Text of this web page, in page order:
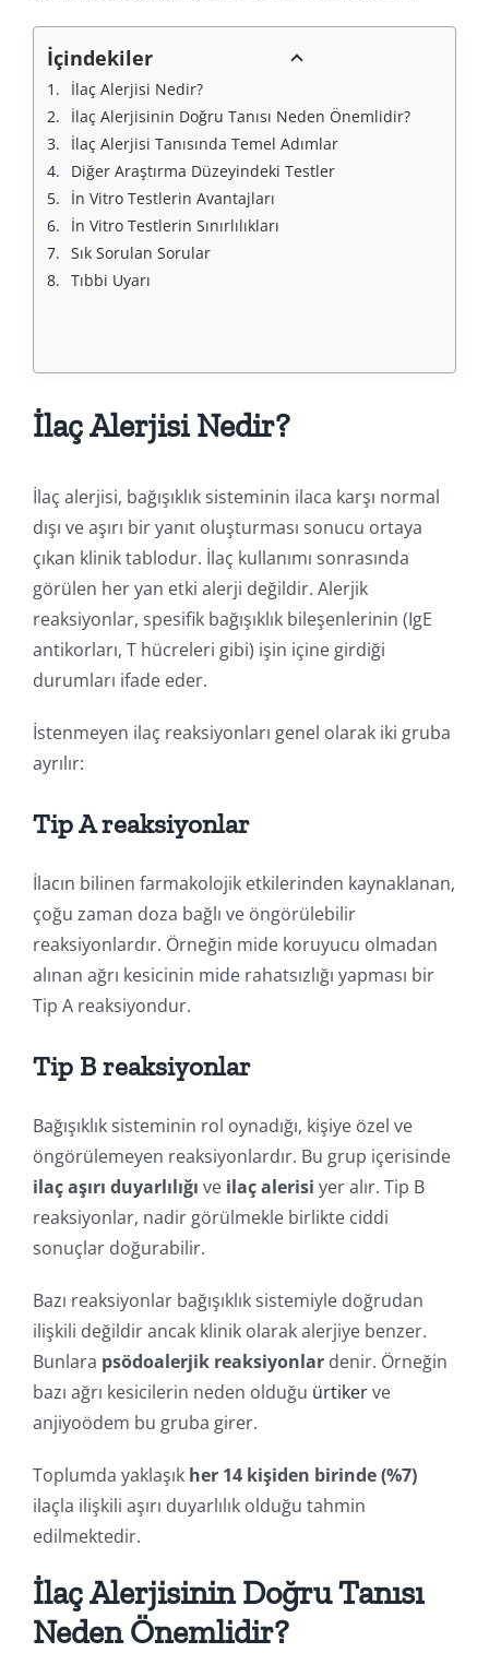
İçindekiler
İlaç Alerjisi Nedir?
İlaç Alerjisinin Doğru Tanısı Neden Önemlidir?
İlaç Alerjisi Tanısında Temel Adımlar
Diğer Araştırma Düzeyindeki Testler
İn Vitro Testlerin Avantajları
İn Vitro Testlerin Sınırlılıkları
Sık Sorulan Sorular
Tıbbi Uyarı
İlaç Alerjisi Nedir?
İlaç alerjisi, bağışıklık sisteminin ilaca karşı normal
dışı ve aşırı bir yanıt oluşturması sonucu ortaya
çıkan klinik tablodur. İlaç kullanımı sonrasında
görülen her yan etki alerji değildir. Alerjik
reaksiyonlar, spesifik bağışıklık bileşenlerinin (IgE
antikorları, T hücreleri gibi) işin içine girdiği
durumları ifade eder.
İstenmeyen ilaç reaksiyonları genel olarak iki gruba
ayrılır:
Tip A reaksiyonlar
İlacın bilinen farmakolojik etkilerinden kaynaklanan,
çoğu zaman doza bağlı ve öngörülebilir
reaksiyonlardır. Örneğin mide koruyucu olmadan
alınan ağrı kesicinin mide rahatsızlığı yapması bir
Tip A reaksiyondur.
Tip B reaksiyonlar
Bağışıklık sisteminin rol oynadığı, kişiye özel ve
öngörülemeyen reaksiyonlardır. Bu grup içerisinde
ilaç aşırı duyarlılığı ve ilaç alerisi yer alır. Tip B
reaksiyonlar, nadir görülmekle birlikte ciddi
sonuçlar doğurabilir.
Bazı reaksiyonlar bağışıklık sistemiyle doğrudan
ilişkili değildir ancak klinik olarak alerjiye benzer.
Bunlara psödoalerjik reaksiyonlardenir. Örneğin
bazı ağrı kesicilerin neden olduğu ürtikerve
anjiyoödem bu gruba girer.
Toplumda yaklaşık her 14 kişiden birinde (%7)
ilaçla ilişkili aşırı duyarlılık olduğu tahmin
edilmektedir.
İlaç Alerjisinin Doğru Tanısı
Neden Önemlidir?